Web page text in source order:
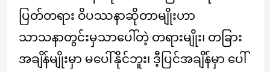
ပြတ်တရား ဝိပဿနာဆိုတာမျိုးဟာ
သာသနာတွင်းမှသာပေါ်တဲ့ တရားမျိုး၊ တခြား
အချိန်မျိုးမှာ မပေါ်နိုင်ဘူး၊ ဒီ့ပြင်အချိန်မှာ ပေါ်